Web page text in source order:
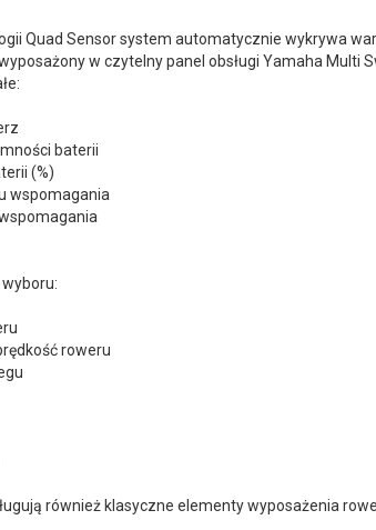
Quad Sensor system automatycznie wykrywa
w czytelny panel obsługi Yamaha Multi
baterii
(%)
wspomagania
roweru
również klasyczne elementy wyposażenia